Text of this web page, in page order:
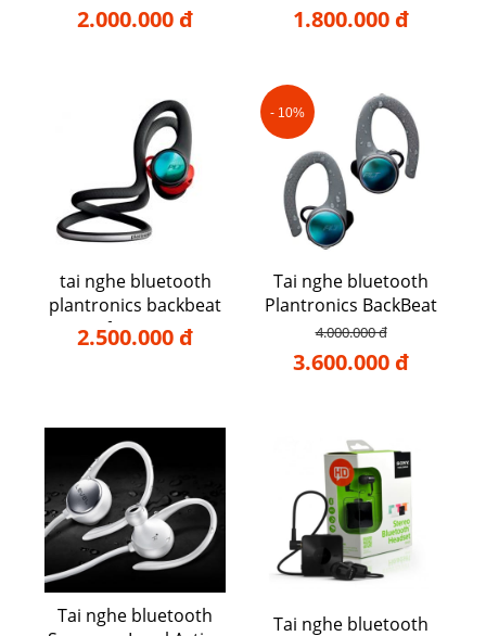
2.000.000 đ 1.800.000 đ
tai nghe bluetooth
plantronics backbeat
fit 2100
2.500.000 đ
- 10%
Tai nghe bluetooth
Plantronics BackBeat
FIT 3100
4.000.000 đ
3.600.000 đ
Tai nghe bluetooth
Tai nghe bluetooth